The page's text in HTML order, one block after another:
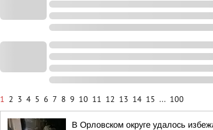
1 2 3 4 5 6 7 8 9 10 11 12 13 14 15 ... 100
В Орловском округе удалось